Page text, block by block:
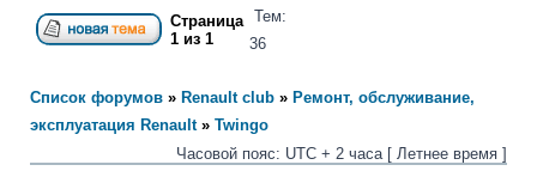
Страница
1 из 1
Тем:
36
Список форумов » Renault club » Ремонт, обслуживание,
эксплуатация Renault» Twingo
Часовой пояс: UTC + 2 часа [ Летнее время ]